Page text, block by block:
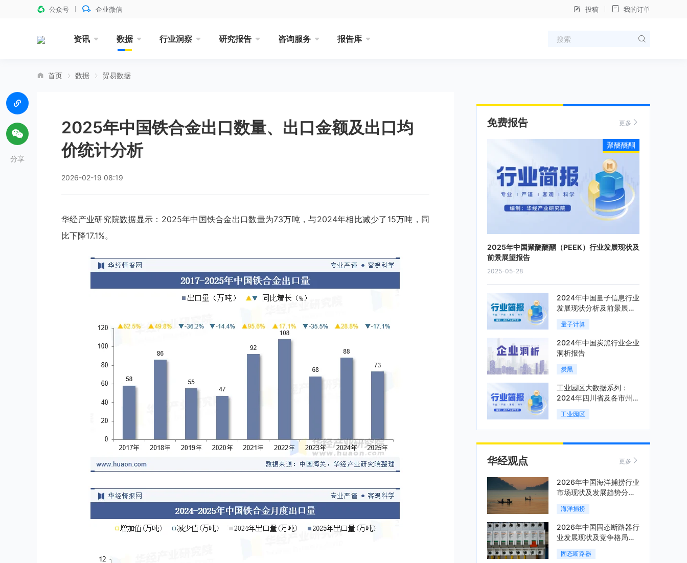
公众号 企业微信 投稿 我的订单
资讯 数据 行业洞察 研究报告 咨询服务 报告库
首页 数据 贸易数据
2025年中国铁合金出口数量、出口金额及出口均
价统计分析
2026-02-19 08:19
华经产业研究院数据显示：2025年中国铁合金出口数量为73万吨，与2024年相比减少了15万吨，同
比下降17.1%。
分享
免费报告 更多
2025年中国聚醚醚酮（PEEK）行业发展现状及
前景展望报告
2025-05-28
聚醚醚酮
2024年中国量子信息行业
发展现状分析及前景展望
报告
量子计算
2024年中国炭黑行业企业
洞析报告
炭黑
工业园区大数据系列：
2024年四川省及各市州工
业园区全景洞析报告
工业园区
华经观点 更多
2026年中国海洋捕捞行业
市场现状及发展趋势分
析：科技赋能与智能化转
型加速「图」
海洋捕捞
2026年中国固态断路器行
业发展现状及竞争格局分
析：国际巨头领跑技术，
国内企业加速追赶「图」
固态断路器